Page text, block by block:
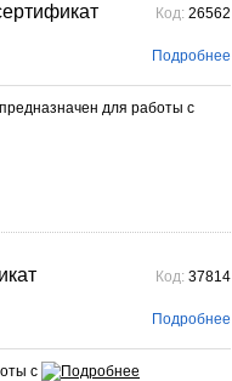
Код: 26562
Подробнее
для работы с
Код: 37814
Подробнее
с